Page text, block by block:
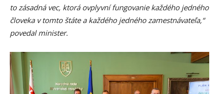
to zásadná vec, ktorá ovplyvní fungovanie každého jedného
človeka v tomto štáte a každého jedného zamestnávateľa,“
povedal minister.